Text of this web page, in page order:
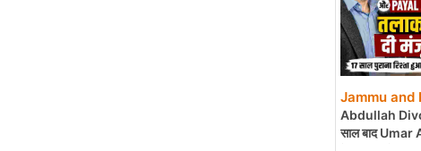
Jammu and
Abdullah
साल बाद